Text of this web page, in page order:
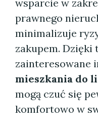
wsparcie w
prawnego
minimalizuje
zakupem. Dzięki
zainteresowane
mieszkania do
mogą czuć się
komfortowo w